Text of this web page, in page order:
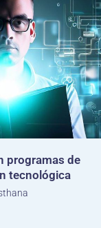
programas de
tecnológica